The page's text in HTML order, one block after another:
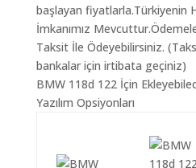
başlayan fiyatlarla.Türkiyenin
İmkanımız
Taksit İle Ödeyebilirsiniz.
bankalar için irtibata geçiniz)
BMW 118d 122 İçin
Yazılım Opsiyonları